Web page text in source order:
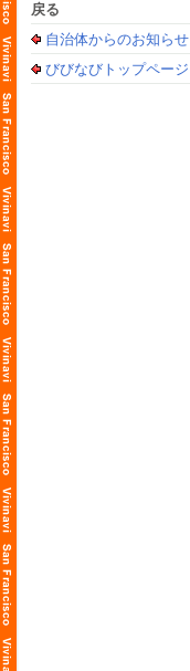
戻る
自治体からのお知らせ
びびなびトップページ